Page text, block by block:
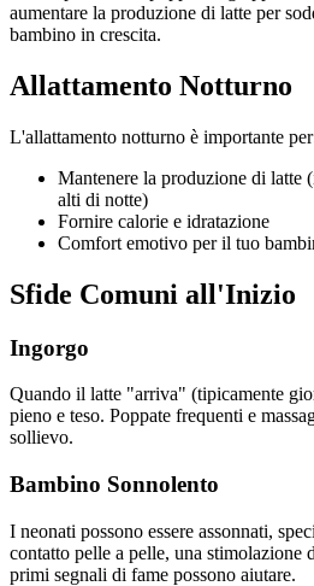
aumentare la produzione di latte per
bambino in crescita.
Allattamento Notturno
L'allattamento notturno è importante
Mantenere la produzione di
alti di notte)
Fornire calorie e idratazione
Comfort emotivo per il tuo
Sfide Comuni all'Inizio
Ingorgo
Quando il latte "arriva" (tipicamente
pieno e teso. Poppate frequenti e
sollievo.
Bambino Sonnolento
I neonati possono essere assonnati,
contatto pelle a pelle, una stimolazione
primi segnali di fame possono aiutare.